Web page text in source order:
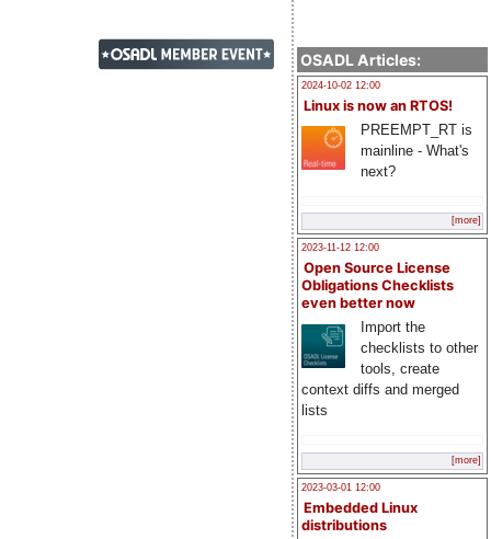
OSADL Articles:
2024-10-02 12:00
Linux is now an RTOS!
PREEMPT_RT is
mainline - What's
next?
[more]
2023-11-12 12:00
Open Source License
Obligations Checklists
even better now
Import the
checklists to other
tools, create
context diffs and merged
lists
[more]
2023-03-01 12:00
Embedded Linux
distributions